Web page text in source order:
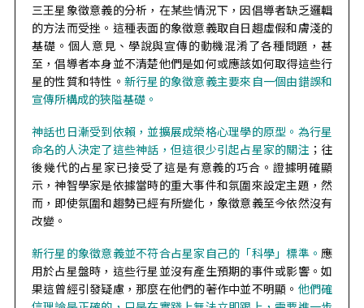
三王星象徵意義的分析，在某些情況下，因倡導者缺乏邏輯
的方法而受挫。這種表面的象徵意義取自日趨虛假和膚淺的
基礎。個人意見、學說與宣傳的動機混淆了各種問題，甚
至，倡導者本身並不清楚他們是如何或應該如何取得這些行
星的性質和特性。 新行星的象徵意義主要來自一個由錯誤和
宣傳所構成的狹隘基礎。
神話也日漸受到依賴，並擴展成榮格心理學的原型。為行星
命名的人決定了這些神話，但這很少引起占星家的關注 ；往
後幾代的占星家已接受了這是有意義的巧合。證據明確顯
示，神智學家是依據當時的重大事件和氛圍來設定主題，然
而，即使氛圍和趨勢已經有所變化，象徵意義至今依然沒有
改變。
新行星的象徵意義並不符合占星家自己的「科學」標準。 應
用於占星盤時，這些行星並沒有產生預期的事件或影響。如
果這曾經引發疑慮，那麼在他們的著作中並不明顯。 他們確